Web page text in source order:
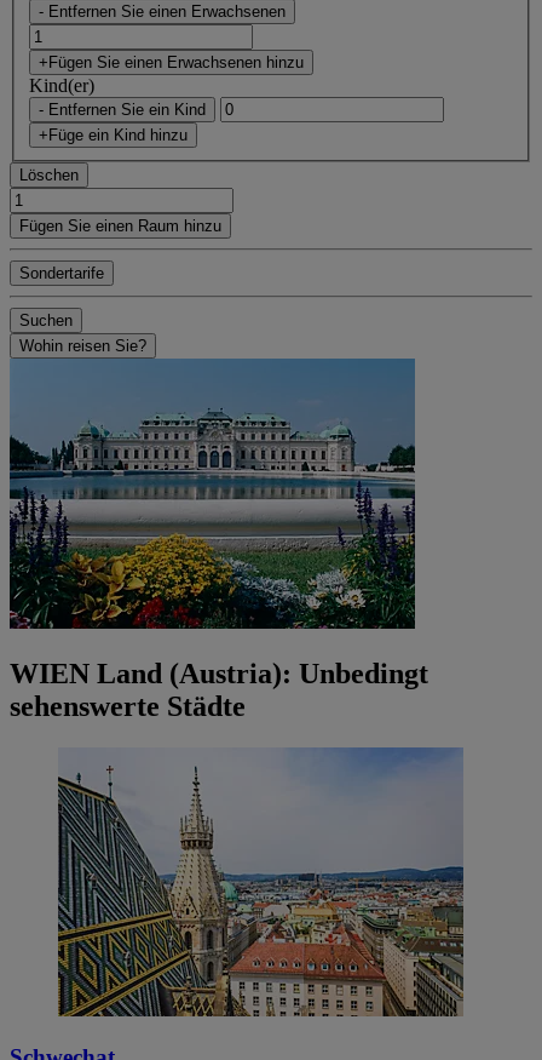
- Entfernen Sie einen Erwachsenen
+Fügen Sie einen Erwachsenen hinzu
Kind(er)
- Entfernen Sie ein Kind
+Füge ein Kind hinzu
Löschen
Fügen Sie einen Raum hinzu
Sondertarife
Suchen
Wohin reisen Sie?
WIEN Land (Austria): Unbedingt
sehenswerte Städte